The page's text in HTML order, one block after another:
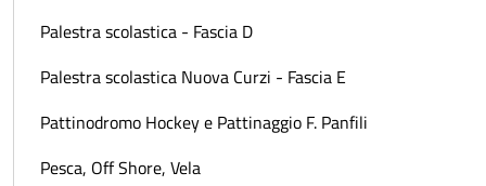
Palestra scolastica - Fascia D
Palestra scolastica Nuova Curzi - Fascia E
Pattinodromo Hockey e Pattinaggio F. Panfili
Pesca, Off Shore, Vela